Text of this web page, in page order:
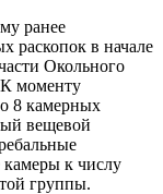
ранее
раскопок в начале
Окольного
К моменту
8 камерных
вещевой
камеры к числу
группы.